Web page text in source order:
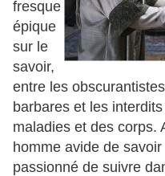
fresque
épique
sur le
savoir,
entre les
barbares et les
maladies et des corps.
homme avide de
passionné de suivre